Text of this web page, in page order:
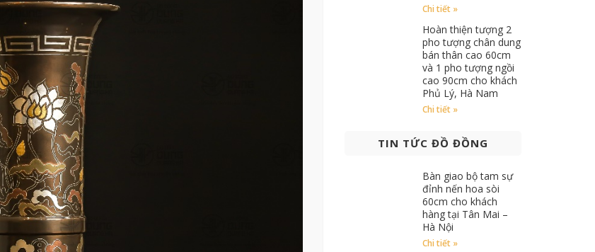
Chi tiết »
Hoàn thiện tượng 2
pho tượng chân dung
bán thân cao 60cm
và 1 pho tượng ngồi
cao 90cm cho khách
Phủ Lý, Hà Nam
Chi tiết »
TIN TỨC ĐỒ ĐỒNG
Bàn giao bộ tam sự
đỉnh nến hoa sòi
60cm cho khách
hàng tại Tân Mai –
Hà Nội
Chi tiết »